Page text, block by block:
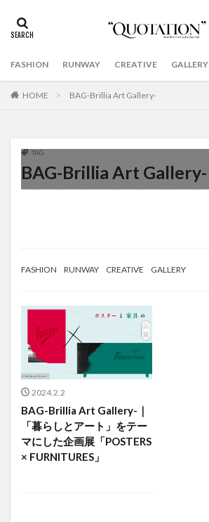
FASHION RUNWAY CREATIVE GALLERY
HOME BAG-Brillia Art Gallery-
TAG
BAG-Brillia Art Gallery-
FASHION RUNWAY CREATIVE GALLERY
2024.2.2
BAG-Brillia Art Gallery-｜
「暮らしとアート」をテー
マにした企画展「POSTERS
× FURNITURES」